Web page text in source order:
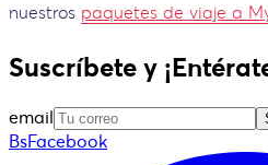
nuestros paquetes de viaje a
Suscríbete y
email
BsFacebook